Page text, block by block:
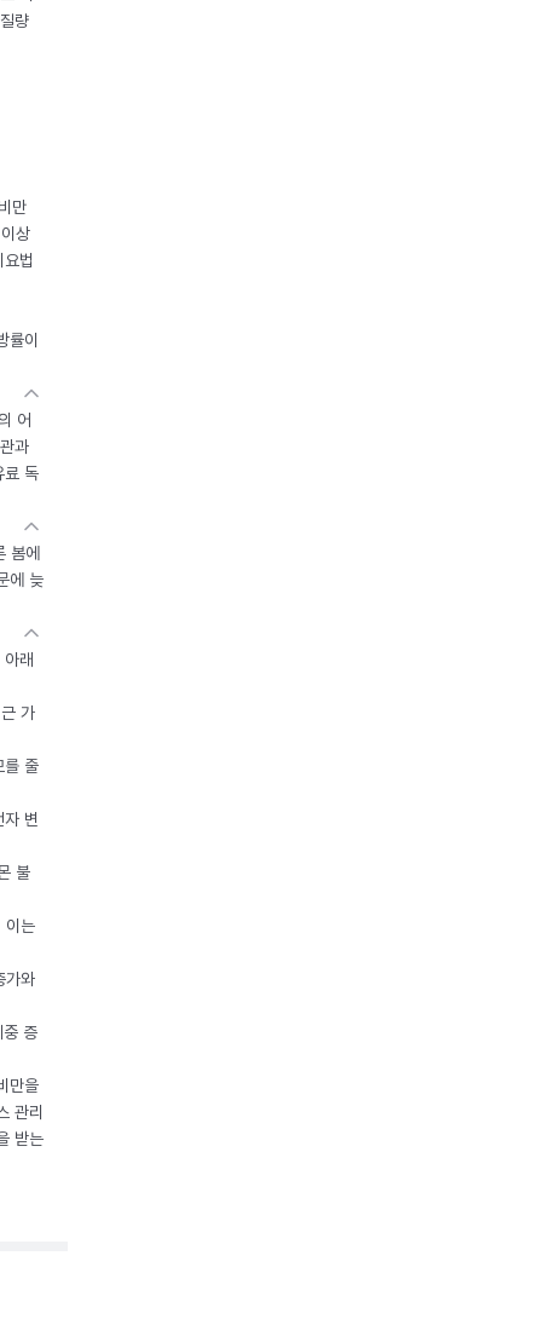
량
만
상
법
률이
어
과
료 독
봄에
에 늦
래
가
를 줄
변
불
이는
가와
중 증
만을
관리
받는